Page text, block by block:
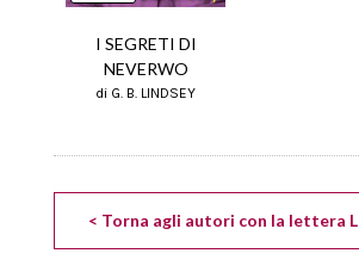
I SEGRETI DI
NEVERWO
di G. B. LINDSEY
< Torna agli autori con la lettera L